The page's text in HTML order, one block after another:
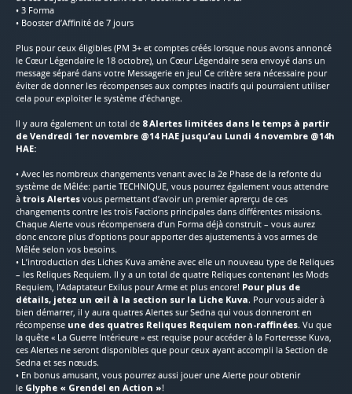
• 3 Forma
• Booster d’Affinité de 7 jours
Plus pour ceux éligibles (PM 3+ et comptes créés lorsque nous avons annoncé
le Cœur Légendaire le 18 octobre), un Cœur Légendaire sera envoyé dans un
message séparé dans votre Messagerie en jeu! Ce critère sera nécessaire pour
éviter de donner les récompenses aux comptes inactifs qui pourraient utiliser
cela pour exploiter le système d’échange.
Il y aura également un total de 8 Alertes limitées dans le temps à partir
de Vendredi 1er novembre @14 HAE jusqu’au Lundi 4 novembre @14h
HAE:
• Avec les nombreux changements venant avec la 2e Phase de la refonte du
système de Mêlée: partie TECHNIQUE, vous pourrez également vous attendre
à trois Alertes vous permettant d’avoir un premier aprerçu de ces
changements contre les trois Factions principales dans différentes missions.
Chaque Alerte vous récompensera d’un Forma déjà construit – vous aurez
donc encore plus d’options pour apporter des ajustements à vos armes de
Mêlée selon vos besoins.
• L’introduction des Liches Kuva amène avec elle un nouveau type de Reliques
– les Reliques Requiem. Il y a un total de quatre Reliques contenant les Mods
Requiem, l’Adaptateur Exilus pour Arme et plus encore! Pour plus de
détails, jetez un œil à la section sur la Liche Kuva. Pour vous aider à
bien démarrer, il y aura quatres Alertes sur Sedna qui vous donneront en
récompense une des quatres Reliques Requiem non-raffinées. Vu que
la quête « La Guerre Intérieure » est requise pour accéder à la Forteresse Kuva,
ces Alertes ne seront disponibles que pour ceux ayant accompli la Section de
Sedna et ses nœuds.
• En bonus amusant, vous pourrez aussi jouer une Alerte pour obtenir
le Glyphe « Grendel en Action »!